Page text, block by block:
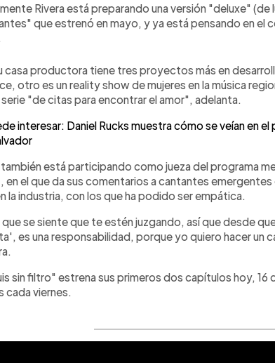
Rivera está preparando una versión "deluxe" (de
que estrenó en mayo, y ya está pensando en el
casa productora tiene tres proyectos más en
otro es un reality show de mujeres en la música
serie "de citas para encontrar el amor", adelanta.
interesar: Daniel Rucks muestra cómo se veían en
también está participando como jueza del programa
en el que da sus comentarios a cantantes emergentes
la industria, con los que ha podido ser empática.
que se siente que te estén juzgando, así que desde
es una responsabilidad, porque yo quiero hacer un
sin filtro" estrena sus primeros dos capítulos hoy,
cada viernes.